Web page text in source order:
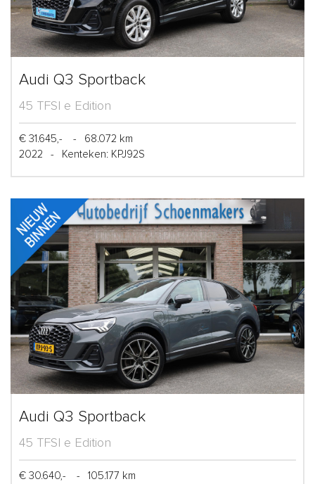
Audi Q3 Sportback
45 TFSI e Edition
€ 31.645,- -
68.072 km
2022
- Kenteken: KPJ92S
Audi Q3 Sportback
45 TFSI e Edition
€ 30.640,- -
105.177 km